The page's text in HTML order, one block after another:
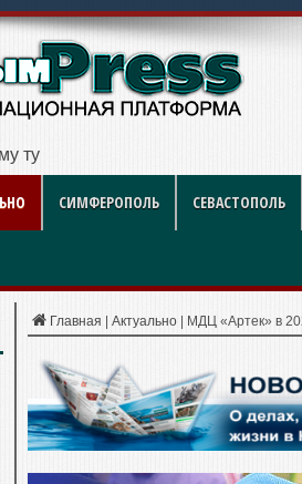
турист оказался в ловушке на
СИМФЕРОПОЛЬ СЕВАСТОПОЛЬ
Главная Актуально МДЦ «Артек» в